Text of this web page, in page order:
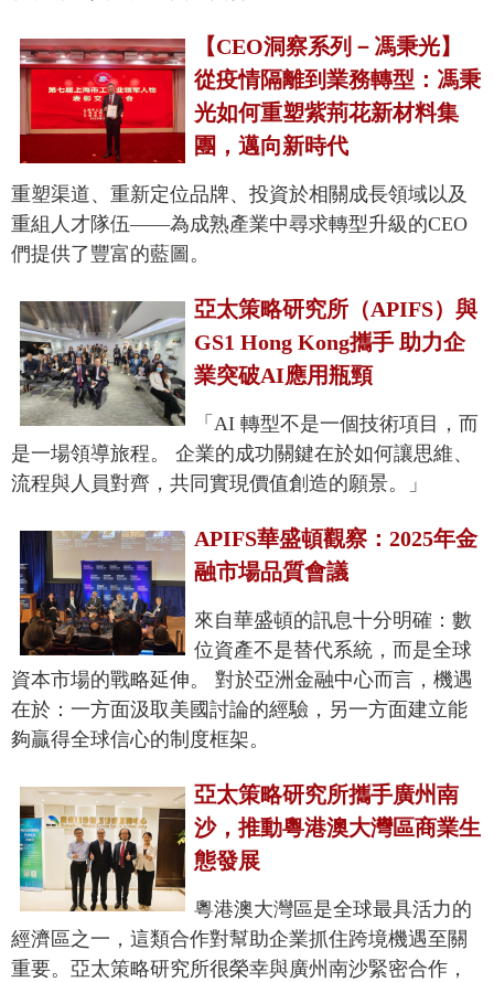
【CEO洞察系列－馮秉光】
從疫情隔離到業務轉型：馮秉
光如何重塑紫荊花新材料集
團，邁向新時代
重塑渠道、重新定位品牌、投資於相關成長領域以及
重組人才隊伍——為成熟產業中尋求轉型升級的CEO
們提供了豐富的藍圖。
亞太策略研究所（APIFS）與
GS1 Hong Kong攜手 助力企
業突破AI應用瓶頸
「AI 轉型不是一個技術項目，而
是一場領導旅程。 企業的成功關鍵在於如何讓思維、
流程與人員對齊，共同實現價值創造的願景。」
APIFS華盛頓觀察：2025年金
融市場品質會議
來自華盛頓的訊息十分明確：數
位資產不是替代系統，而是全球
資本市場的戰略延伸。 對於亞洲金融中心而言，機遇
在於：一方面汲取美國討論的經驗，另一方面建立能
夠贏得全球信心的制度框架。
亞太策略研究所攜手廣州南
沙，推動粵港澳大灣區商業生
態發展
粵港澳大灣區是全球最具活力的
經濟區之一，這類合作對幫助企業抓住跨境機遇至關
重要。亞太策略研究所很榮幸與廣州南沙緊密合作，